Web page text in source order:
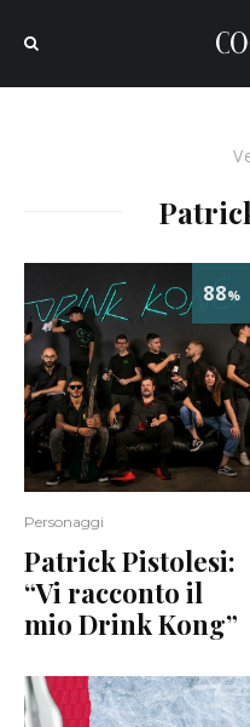
88%
Personaggi
Patrick Pistolesi:
“Vi racconto il
mio Drink Kong”